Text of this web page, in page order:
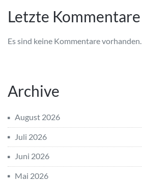
Letzte Kommentare
Es sind keine Kommentare vorhanden.
Archive
August 2026
Juli 2026
Juni 2026
Mai 2026